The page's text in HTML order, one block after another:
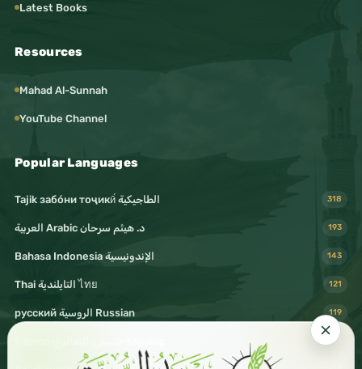
Latest Books
Resources
Mahad Al-Sunnah
YouTube Channel
Popular Languages
Tajik забо́ни тоҷикӣ́ الطاجيكية 318
د. هيثم سرحان Arabic العربية 193
Bahasa Indonesia الإندونيسية 143
Thai التايلندية ไทย 121
русский الروسية Russian 119
116